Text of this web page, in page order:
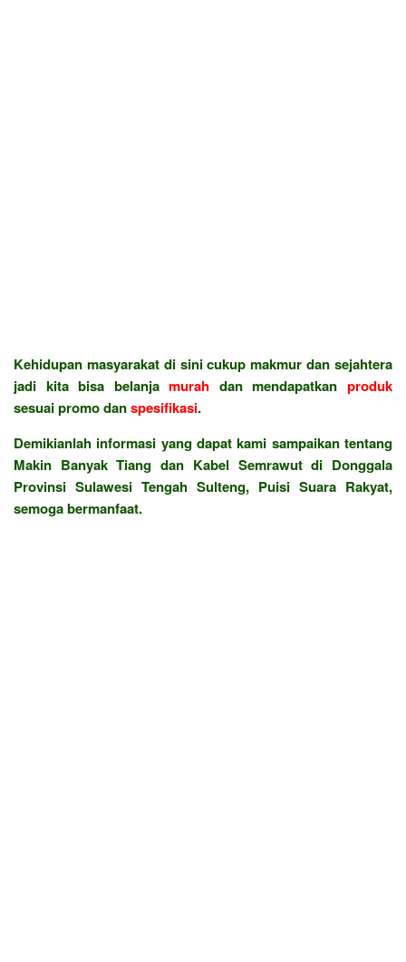
Kehidupan masyarakat di sini cukup makmur dan sejahtera
jadi kita bisa belanjamurah dan mendapatkanproduk
sesuai promo danspesifikasi.
Demikianlah informasi yang dapat kami sampaikan tentang
Makin Banyak Tiang dan Kabel Semrawut di Donggala
Provinsi Sulawesi Tengah Sulteng, Puisi Suara Rakyat,
semoga bermanfaat.